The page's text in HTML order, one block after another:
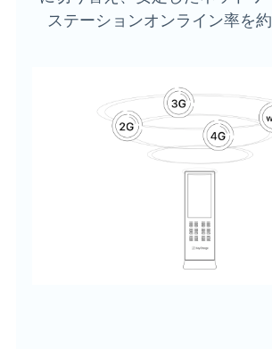
ステーションオンライン率を約